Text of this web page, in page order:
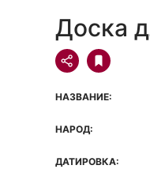
Доска
НАЗВАНИЕ:
НАРОД:
ДАТИРОВКА: